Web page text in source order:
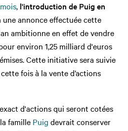
, l'introduction de Puig en
une annonce effectuée cette
ambitionne en effet de vendre
environ 1,25 milliard d'euros
Cette initiative sera suivie
fois à la vente d’actions
d'actions qui seront cotées
famille Puig devrait conserver